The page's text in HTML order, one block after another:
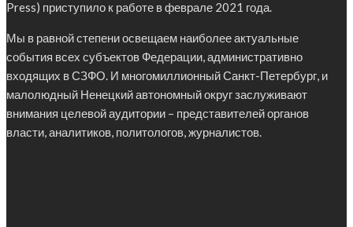
Press) приступило к работе в феврале 2021 года.
Мы в равной степени освещаем наиболее актуальные
события всех субъектов Федерации, административно
входящих в СЗФО. И многомиллионный Санкт-Петербург, и
малолюдный Ненецкий автономный округ заслуживают
внимания целевой аудитории – представителей органов
власти, аналитиков, политологов, журналистов.